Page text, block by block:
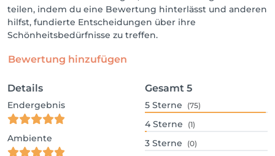
teilen, indem du eine Bewertung hinterlässt und anderen
hilfst, fundierte Entscheidungen über ihre
Schönheitsbedürfnisse zu treffen.
Bewertung hinzufügen
Details
Endergebnis
Ambiente
Gesamt 5
5 Sterne (75)
4 Sterne (1)
3 Sterne (0)